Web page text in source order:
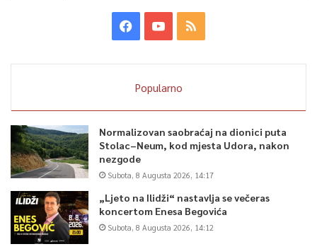
Popularno
Normalizovan saobraćaj na dionici puta
Stolac–Neum, kod mjesta Udora, nakon
nezgode
Subota, 8 Augusta 2026, 14:17
„Ljeto na Ilidži“ nastavlja se večeras
koncertom Enesa Begovića
Subota, 8 Augusta 2026, 14:12